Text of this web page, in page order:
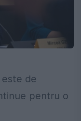
de
pentru o